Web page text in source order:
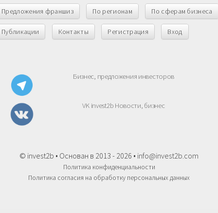
Предложения франшиз По регионам По сферам бизнеса
Публикации Контакты Регистрация Вход
Бизнес, предложения инвесторов
VK invest2b Новости, бизнес
© invest2b • Основан в 2013 - 2026 • info@invest2b.com
Политика конфиденциальности
Политика согласия на обработку персональных данных